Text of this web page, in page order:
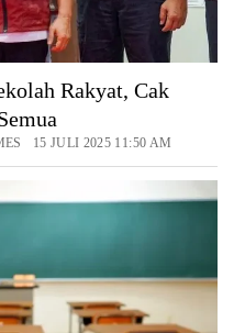
Rakyat, Cak
15 JULI 2025 11:50 AM